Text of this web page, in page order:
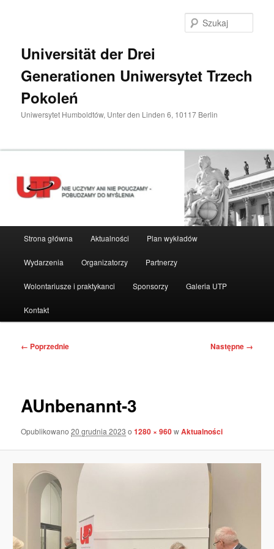
Universität der Drei
Generationen Uniwersytet Trzech
Pokoleń
Uniwersytet Humboldtów, Unter den Linden 6, 10117 Berlin
Strona główna Aktualności Plan wykładów
Wydarzenia Organizatorzy Partnerzy
Wolontariusze i praktykanci Sponsorzy Galeria UTP
Kontakt
Nawigacja
← Poprzednie Następne →
AUnbenannt-3
Opublikowano20 grudnia 2023 o1280 × 960wAktualności